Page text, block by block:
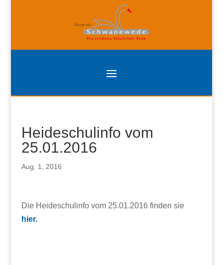
Heideschulinfo vom
25.01.2016
Aug. 1, 2016
Die Heideschulinfo vom 25.01.2016 finden sie
hier.